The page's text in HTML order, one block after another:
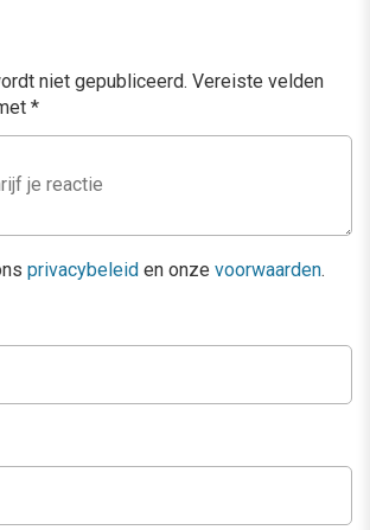
niet gepubliceerd. Vereiste velden
*
privacybeleid en onze voorwaarden.